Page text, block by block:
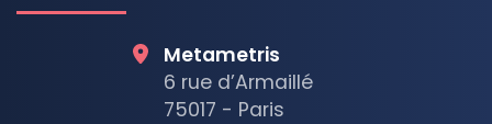
Metametris
6 rue d’Armaillé
75017 - Paris